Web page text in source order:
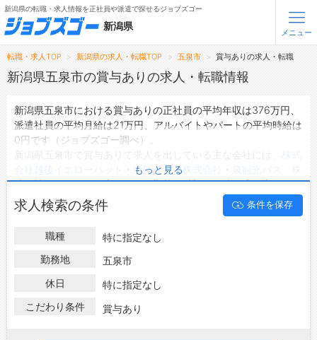
無料会員登録 ログイン
メニュー
トップ
転職支援サービスについて
転職ノウハウ(応募書類の書き方・面接対策など)
ジョブズゴーについて
会社概要
新潟県の転職・求人情報を正社員や派遣で探せるジョブズゴー
新潟県
メニュー
転職・求人TOP 新潟県の求人・転職TOP 五泉市 賞与ありの求人・転職
新潟県五泉市の賞与ありの求人・転職情報
新潟県五泉市における賞与ありの正社員の平均年収は376万円、
派遣社員の平均月給は21万円、アルバイトやパートの平均時給は
0円です（ジョブズゴー調べ）。
山隆リコム株式会社
式会社などがあり、未経験や短期等ご希望の条件で絞り込みがで
きます。
新潟県五泉市の地域密着型の求人サイトであるジョブズゴーでは
新潟県五泉市の求人情報を127件取り扱っており、そのうち
員の求人は116件、 派遣社員の求人
は0件です。
第二新卒から50代・60代以上の方の再就職も可能です。 新潟県
五泉市で賞与ありの求人・転職情報を探している方は、ぜひ興味
のある職種に応募してみてくださいね。
もっと見る
求人検索の条件 条件を保存
職種
特に指定なし
勤務地
五泉市
休日
特に指定なし
こだわり条件
賞与あり